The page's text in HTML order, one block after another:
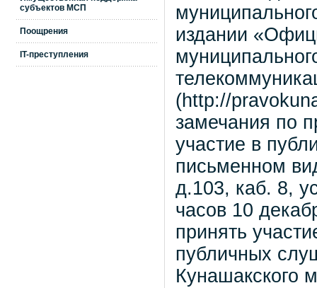
субъектов МСП
Поощрения
IT-преступления
издании
(http://
замечания по
участие в
письменном
д.103, каб. 8,
часов 10
принять
публичных
Кунашакского